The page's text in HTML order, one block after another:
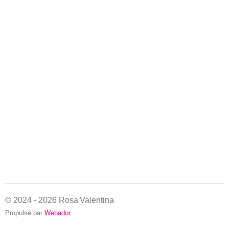
© 2024 - 2026 Rosa'Valentina
Propulsé par Webador